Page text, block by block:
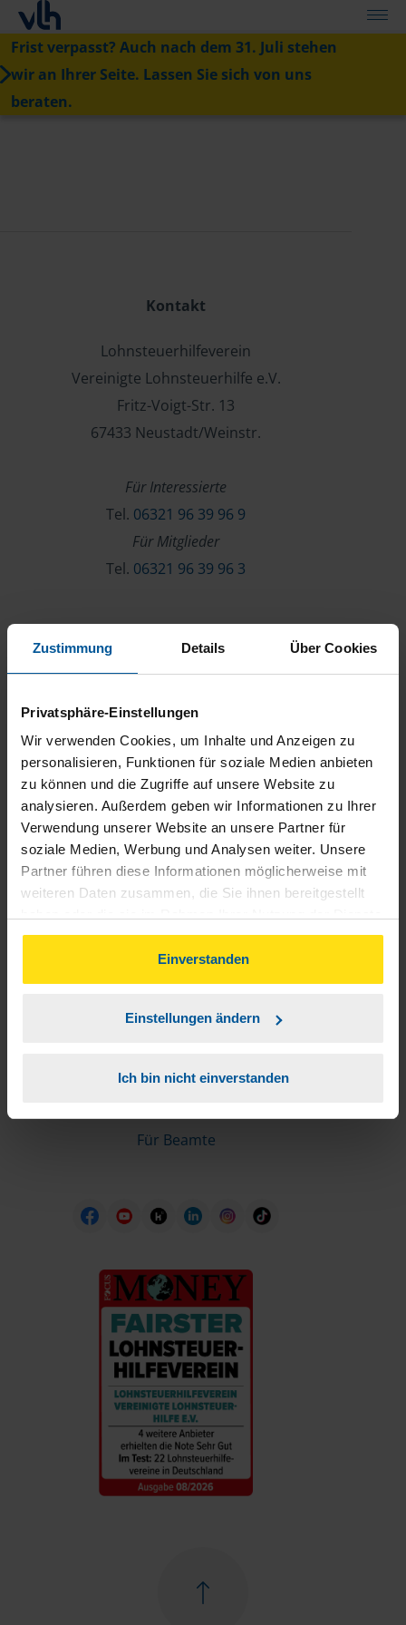
Zustimmung Details Über Cookies
Privatsphäre-Einstellungen
Wir verwenden Cookies, um Inhalte und Anzeigen zu
personalisieren, Funktionen für soziale Medien anbieten
zu können und die Zugriffe auf unsere Website zu
analysieren. Außerdem geben wir Informationen zu Ihrer
Verwendung unserer Website an unsere Partner für
soziale Medien, Werbung und Analysen weiter. Unsere
Partner führen diese Informationen möglicherweise mit
weiteren Daten zusammen, die Sie ihnen bereitgestellt
gesammelt haben. Indem Sie auf Einverstanden klicken,
können Sie der Verwendung von Cookies, gemäß
unserer
Einverstanden
Einstellungen ändern
Ich bin nicht einverstanden
Frist verpasst? Auch nach dem 31. Juli stehen
wir an Ihrer Seite. Lassen Sie sich von uns
beraten.
Kontakt
Lohnsteuerhilfeverein
Vereinigte Lohnsteuerhilfe e.V.
Fritz-Voigt-Str. 13
67433 Neustadt/Weinstr.
Für Interessierte
Tel. 06321 96 39 96 9
Für Mitglieder
Tel. 06321 96 39 96 3
Über die VLH
Beratersuche
Karriere
Presse
Kontakt
Informationen für Mitglieder
Schnelleinstiege
Steuererklärung machen lassen
Online-Steuererklärung
Die erste Steuererklärung
Für Azubis
Für Beamte